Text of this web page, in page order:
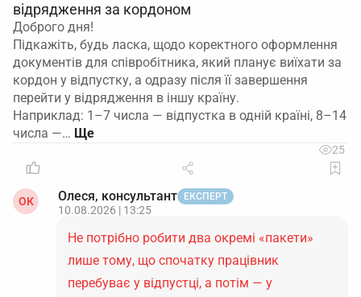
відрядження за кордоном
Доброго дня!
Підкажіть, будь ласка, щодо коректного оформлення
документів для співробітника, який планує виїхати за
кордон у відпустку, а одразу після її завершення
перейти у відрядження в іншу країну.
Наприклад: 1–7 числа — відпустка в одній країні, 8–14
числа —…
25
ОК Олеся, консультант ЕКСПЕРТ
10.08.2026 | 13:25
Не потрібно робити два окремі «пакети»
лише тому, що спочатку працівник
перебуває у відпустці, а потім — у